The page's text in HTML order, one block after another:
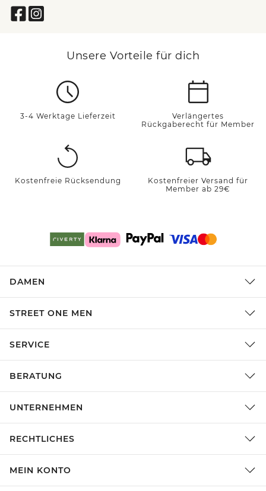
Unsere Vorteile für dich
3-4 Werktage Lieferzeit
Verlängertes
Rückgaberecht für Member
Kostenfreie Rücksendung
Kostenfreier Versand für
Member ab 29€
DAMEN
STREET ONE MEN
SERVICE
BERATUNG
UNTERNEHMEN
RECHTLICHES
MEIN KONTO